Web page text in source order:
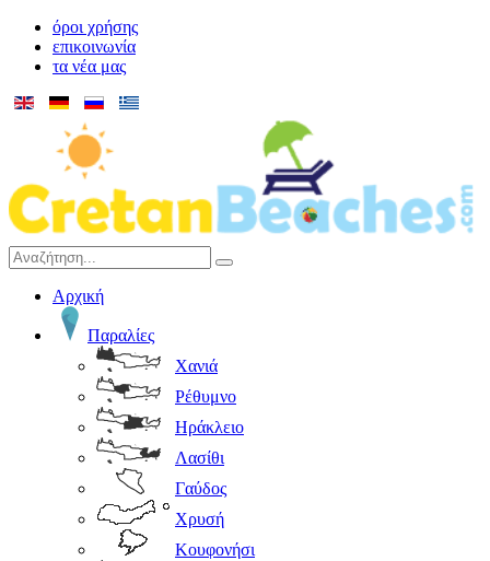
όροι χρήσης
επικοινωνία
τα νέα μας
Αρχική
Παραλίες
Χανιά
Ρέθυμνο
Ηράκλειο
Λασίθι
Γαύδος
Χρυσή
Κουφονήσι